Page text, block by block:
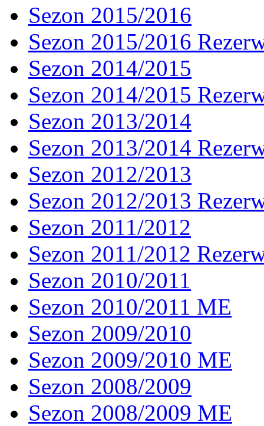
Sezon 2015/2016
Sezon 2015/2016
Sezon 2014/2015
Sezon 2014/2015
Sezon 2013/2014
Sezon 2013/2014
Sezon 2012/2013
Sezon 2012/2013
Sezon 2011/2012
Sezon 2011/2012
Sezon 2010/2011
Sezon 2010/2011 ME
Sezon 2009/2010
Sezon 2009/2010 ME
Sezon 2008/2009
Sezon 2008/2009 ME